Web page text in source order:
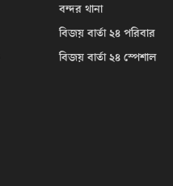
বন্দর থানা
বিজয় বার্তা ২৪ পরিবার
বিজয় বার্তা ২৪ স্পেশাল